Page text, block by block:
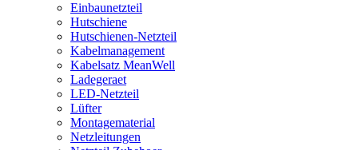
Einbaunetzteil
Hutschiene
Hutschienen-Netzteil
Kabelmanagement
Kabelsatz MeanWell
Ladegeraet
LED-Netzteil
Lüfter
Montagematerial
Netzleitungen